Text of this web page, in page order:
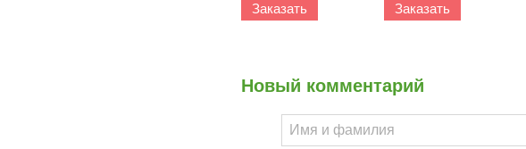
Заказать Заказать
Новый комментарий